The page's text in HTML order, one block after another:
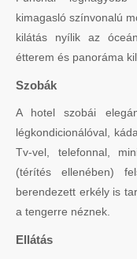
kimagasló színvonalú
kilátás nyílik az
étterem és panoráma
Szobák
A hotel szobái
légkondicionálóval,
Tv-vel, telefonnal,
(térítés ellenében)
berendezett erkély is
a tengerre néznek.
Ellátás